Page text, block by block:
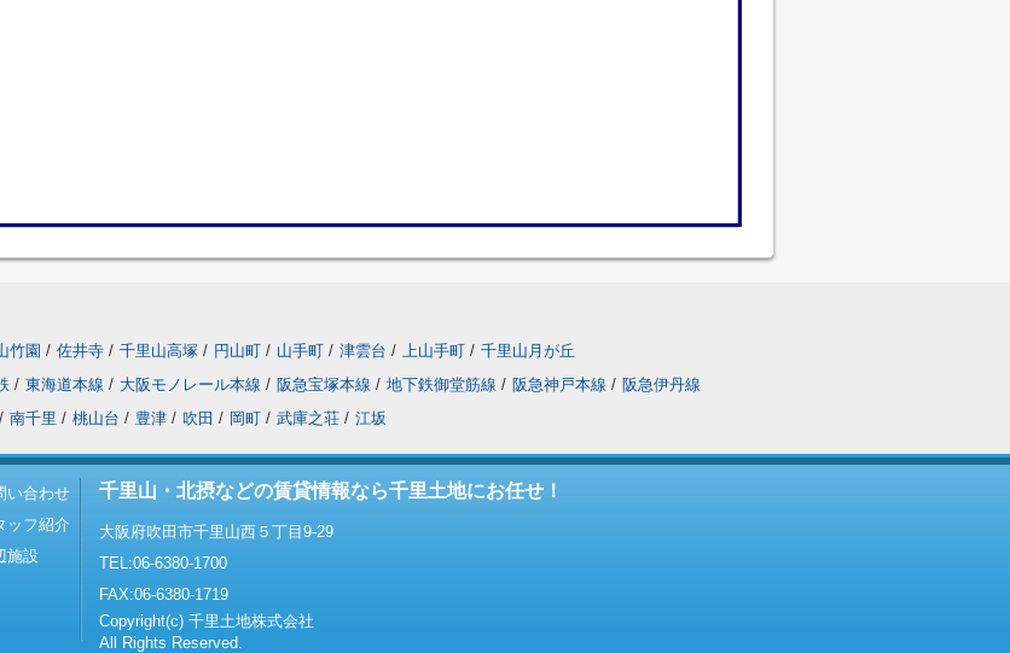
竹園 / 佐井寺 / 千里山高塚 / 円山町 / 山手町 / 津雲台 / 上山手町 / 千里山月が丘
/ 東海道本線 / 大阪モノレール本線 / 阪急宝塚本線 / 地下鉄御堂筋線 / 阪急神戸本線 / 阪急伊丹線
/ 南千里 / 桃山台 / 豊津 / 吹田 / 岡町 / 武庫之荘 / 江坂
い合わせ
ッフ紹介
施設
千里山・北摂などの賃貸情報なら千里土地にお任せ！
大阪府吹田市千里山西５丁目9-29
TEL:06-6380-1700
FAX:06-6380-1719
Copyright(c) 千里土地株式会社
All Rights Reserved.